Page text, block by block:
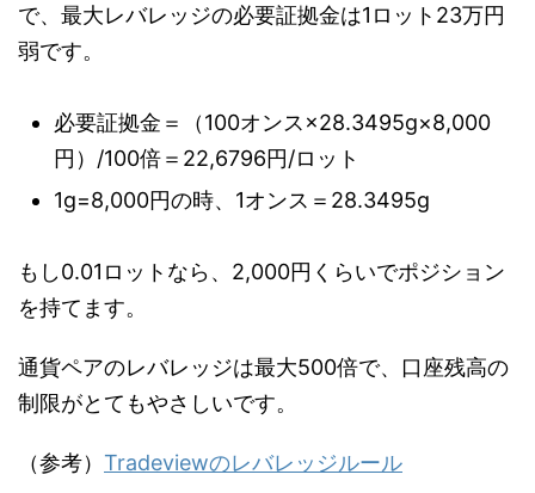
で、最大レバレッジの必要証拠金は1ロット23万円
弱です。
必要証拠金＝（100オンス×28.3495g×8,000
円）/100倍＝22,6796円/ロット
1g=8,000円の時、1オンス＝28.3495g
もし0.01ロットなら、2,000円くらいでポジション
を持てます。
通貨ペアのレバレッジは最大500倍で、口座残高の
制限がとてもやさしいです。
（参考） Tradeviewのレバレッジルール